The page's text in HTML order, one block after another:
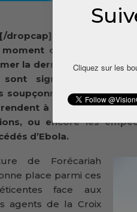
fièvre virale due
moment où les autorités
la dernière ligne
sont signalées dans
soupçonnent ces
rendent à l’hôpital ou
ou encore les
d’Ebola.
de Forécariah
place parmi ces
face aux
agents de la Croix
Cliquez sur les